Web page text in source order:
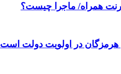
همراه/ ماجرا چیست؟
هرمزگان در اولویت دولت است